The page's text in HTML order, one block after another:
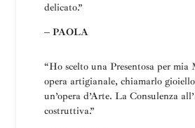
delicato.”
– PAOLA
“Ho scelto una Presentosa per mia
opera artigianale, chiamarlo
un’opera d’Arte. La Consulenza
costruttiva.”